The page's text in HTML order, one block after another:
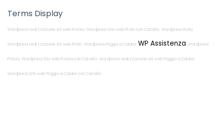
Terms Display
Wordpress realizzazione siti web Pistoia Wordpress Sito web Prato con Carrello Wordpress Prato
Wordpress realizzazione siti web Prato Wordpress Poggio a Caiano WP Assistenza Wordpress
Pistoia Wordpress Sito web Pistoia con Carrello Wordpress realizzazione siti web Poggio a Caiano
Wordpress Sito web Poggio a Caiano con Carrello